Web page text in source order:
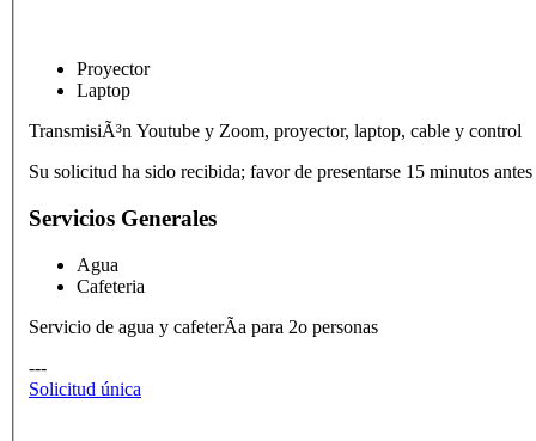
Proyector
Laptop
TransmisiÃ³n Youtube y Zoom, proyector, laptop, cable y control
Su solicitud ha sido recibida; favor de presentarse 15 minutos
Servicios Generales
Agua
Cafeteria
Servicio de agua y cafeterÃ­a para 2o personas
---
Solicitud única